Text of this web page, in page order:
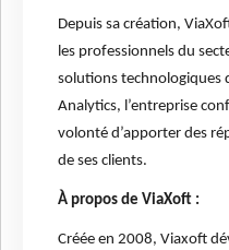
Depuis sa création,
les professionnels du
solutions technologiques
Analytics, l’entreprise
volonté d’apporter des
de ses clients.
À propos de ViaXoft :
Créée en 2008, Viaxoft